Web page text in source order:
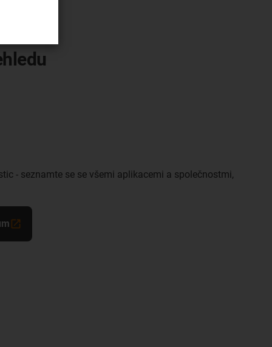
- seznamte se se všemi aplikacemi a společnostmi,